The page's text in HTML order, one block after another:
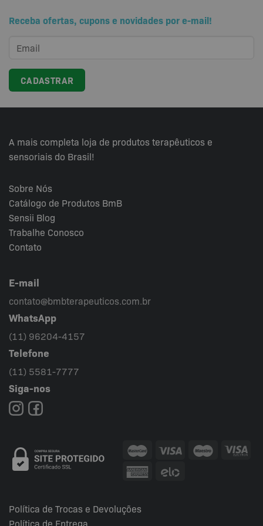
As
escolhidas
na
página
do
Receba ofertas, cupons e novidades por e-mail!
A mais completa loja de produtos terapêuticos e
sensoriais do Brasil!
Sobre Nós
Catálogo de Produtos BmB
Sensii Blog
Trabalhe Conosco
Contato
E-mail
contato@bmbterapeuticos.com.br
WhatsApp
(11) 96204-4157
Telefone
(11) 5581-7777
Siga-nos
Política de Trocas e Devoluções
Política de Entrega